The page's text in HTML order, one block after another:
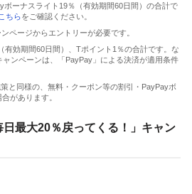
ーナスライト19％（有効期間60日間）の合計で
こちらをご確認ください。
ページからエントリーが必要です。
効期間60日間）、Tポイント1％の合計です。な
ンペーンは、「PayPay」による決済が適用条件
と同様の、無料・クーポン等の割引・PayPayボ
があります。
最大20％戻ってくる！」キャン